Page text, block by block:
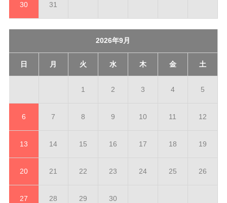
30 31
2026年9月
日 月 火 水 木 金 土
1 2 3 4 5
6 7 8 9 10 11 12
13 14 15 16 17 18 19
20 21 22 23 24 25 26
27 28 29 30